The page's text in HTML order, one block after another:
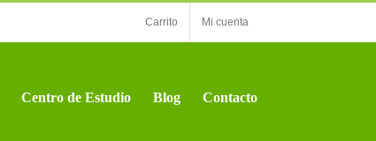
Carrito Mi cuenta
Centro de Estudio Blog Contacto